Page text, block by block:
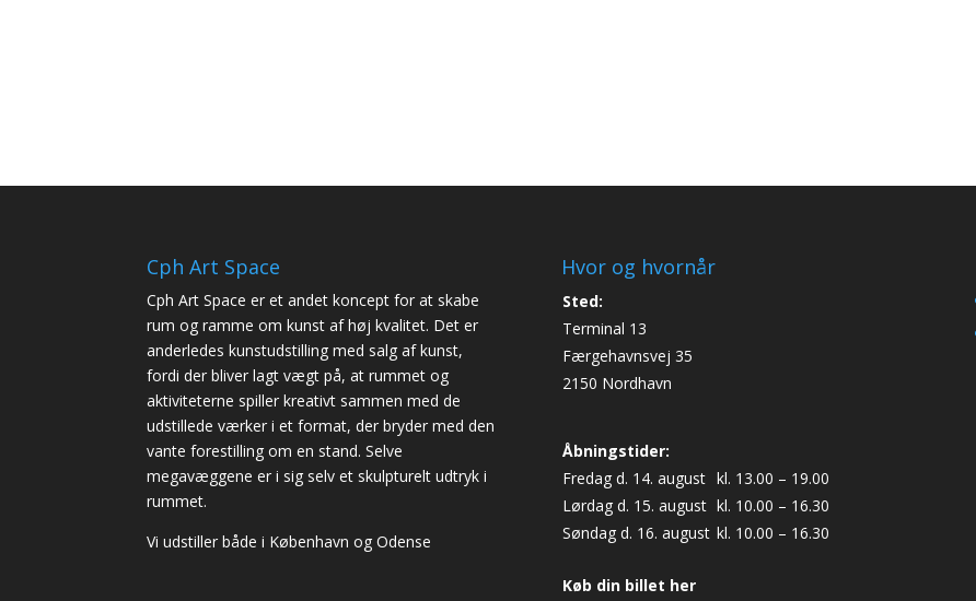
Cph Art Space
Cph Art Space er et andet koncept for at skabe
rum og ramme om kunst af høj kvalitet. Det er
anderledes kunstudstilling med salg af kunst,
fordi der bliver lagt vægt på, at rummet og
aktiviteterne spiller kreativt sammen med de
udstillede værker i et format, der bryder med den
vante forestilling om en stand. Selve
megavæggene er i sig selv et skulpturelt udtryk i
rummet.
Vi udstiller både i København og Odense
Hvor og hvornår
Sted:
Terminal 13
Færgehavnsvej 35
2150 Nordhavn
Åbningstider:
Fredag d. 14. august kl. 13.00 – 19.00
Lørdag d. 15. august kl. 10.00 – 16.30
Søndag d. 16. august kl. 10.00 – 16.30
Køb din billet her